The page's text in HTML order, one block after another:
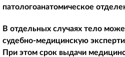
патологоанатомическое
В отдельных случаях тело
судебно-медицинскую
При этом срок выдачи